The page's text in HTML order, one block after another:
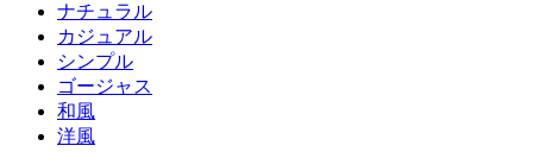
ナチュラル
カジュアル
シンプル
ゴージャス
和風
洋風